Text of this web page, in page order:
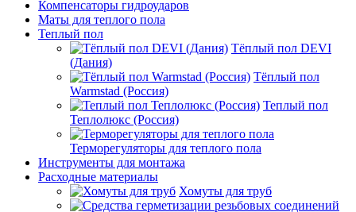
Компенсаторы гидроударов
Маты для теплого пола
Теплый пол
Тёплый пол DEVI
(Дания)
Тёплый пол
Warmstad (Россия)
Теплый пол
Теплолюкс (Россия)
Терморегуляторы для теплого пола
Инструменты для монтажа
Расходные материалы
Хомуты для труб